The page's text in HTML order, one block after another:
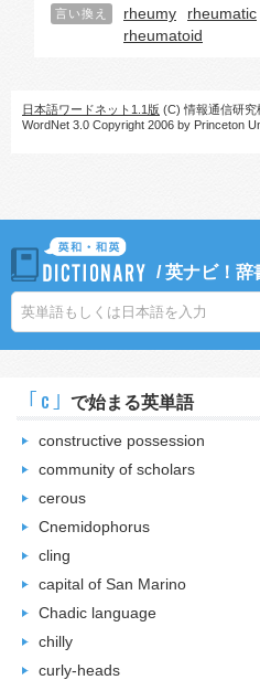
言い換え rheumy rheumatic
rheumatoid
日本語ワードネット1.1版 (C) 情報通信研究
WordNet 3.0 Copyright 2006 by Princeton
/英ナビ！辞
｢c｣ で始まる英単語
constructive possession
community of scholars
cerous
Cnemidophorus
cling
capital of San Marino
Chadic language
chilly
curly-heads